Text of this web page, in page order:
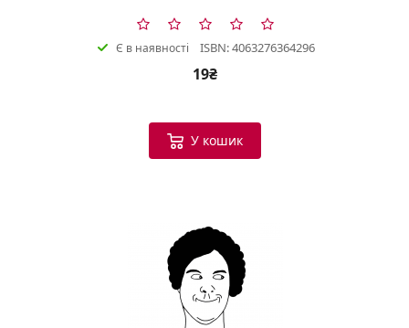
Є в наявності ISBN: 4063276364296
19₴
У кошик